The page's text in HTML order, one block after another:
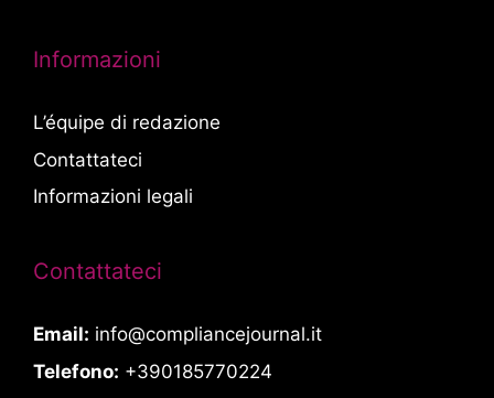
Informazioni
L’équipe di redazione
Contattateci
Informazioni legali
Contattateci
Email: info@compliancejournal.it
Telefono: +390185770224